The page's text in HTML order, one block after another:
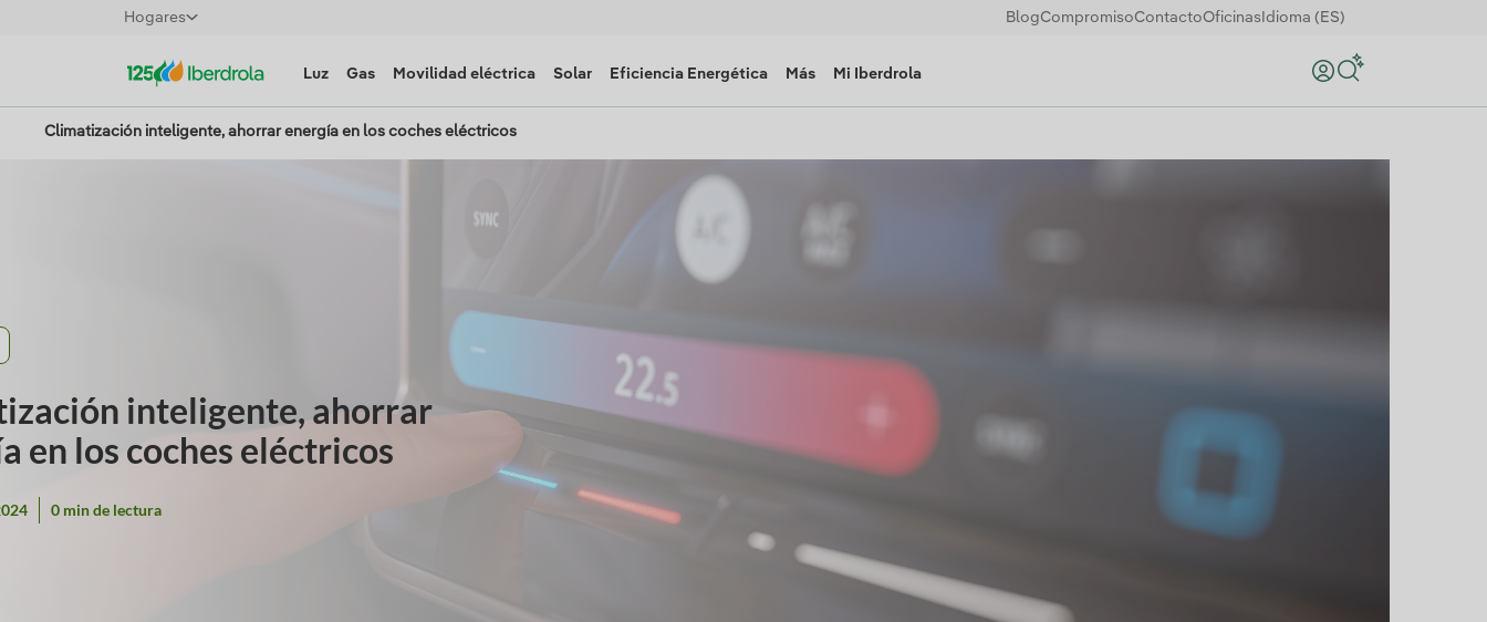
Hogares BlogCompromisoContactoOficinas Idioma (ES)
Luz Gas Movilidad eléctrica Solar Eficiencia Energética Más Mi Iberdrola Buscar
Climatización inteligente, ahorrar energía en los coches eléctricos
inteligente, ahorrar
en los coches eléctricos
0 min de lectura